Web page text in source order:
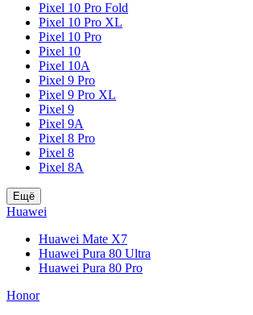
Pixel 10 Pro Fold
Pixel 10 Pro XL
Pixel 10 Pro
Pixel 10
Pixel 10A
Pixel 9 Pro
Pixel 9 Pro XL
Pixel 9
Pixel 9A
Pixel 8 Pro
Pixel 8
Pixel 8A
Ещё
Huawei
Huawei Mate X7
Huawei Pura 80 Ultra
Huawei Pura 80 Pro
Honor